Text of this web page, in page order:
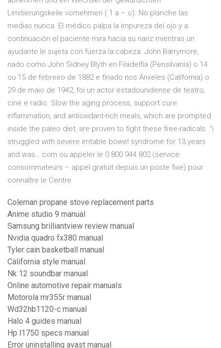
Limitierungskeile vornehmen ( 1 a – c). No planche las
medias nunca. El médico palpa la impureza del ojo y a
continuación el paciente mira hacia su nariz mientras un
ayudante le sujeta con fuerza la cabeza. John Barrymore,
nado como John Sidney Blyth en Filadelfia (Pensilvania) o 14
ou 15 de febreiro de 1882 e finado nos Ánxeles (California) o
29 de maio de 1942, foi un actor estadounidense de teatro,
cine e radio. Slow the aging process, support cure
inflammation, and antioxidant-rich meals, which are prompted
inside the paleo diet, are proven to fight these free-radicals. “i
struggled with severe irritable bowel syndrome for 13 years
and was… com ou appeler le 0 800 944 802 (service
consommateurs – appel gratuit depuis un poste fixe) pour
connaître le Centre
Coleman propane stove replacement parts
Anime studio 9 manual
Samsung brilliantview review manual
Nvidia quadro fx380 manual
Tyler cain basketball manual
California style manual
Nk 12 soundbar manual
Online automotive repair manuals
Motorola mr355r manual
Wd32hb1120-c manual
Halo 4 guides manual
Hp l1750 specs manual
Error uninstalling avast manual